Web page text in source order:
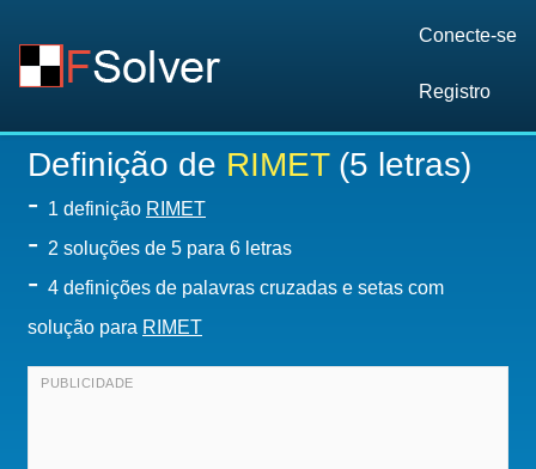
Conecte-se
Registro
Definição de RIMET(5 letras)
- 1 definição RIMET
- 2 soluções de 5 para 6 letras
- 4 definições de palavras cruzadas e setas com
solução para RIMET